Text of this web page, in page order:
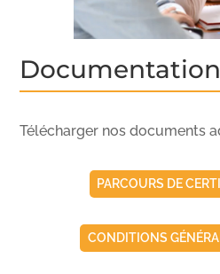
Télécharger nos documents
PARCOURS DE
CONDITIONS